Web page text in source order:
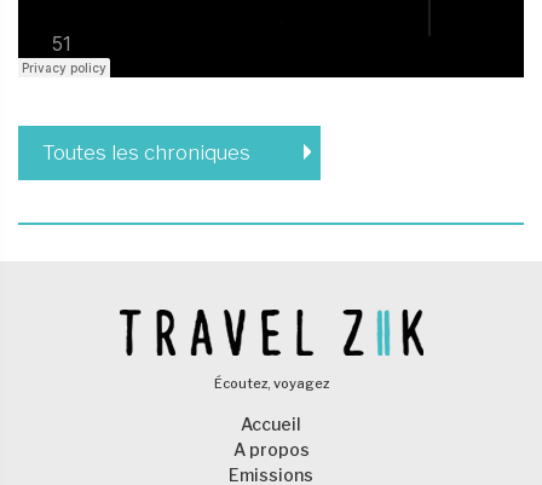
Toutes les chroniques
Écoutez, voyagez
Accueil
A propos
Emissions